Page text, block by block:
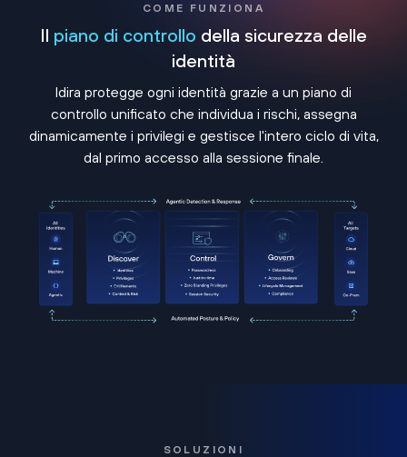
COME FUNZIONA
Il piano di controllo della sicurezza delle
identità
Idira protegge ogni identità grazie a un piano di
controllo unificato che individua i rischi, assegna
dinamicamente i privilegi e gestisce l'intero ciclo di vita,
dal primo accesso alla sessione finale.
SOLUZIONI